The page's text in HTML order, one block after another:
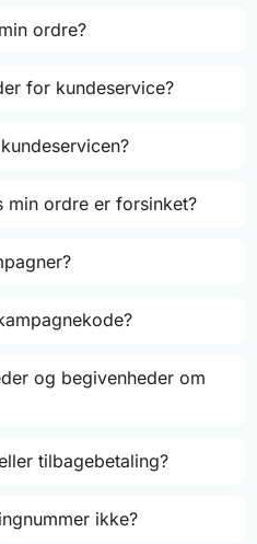
ordre?
for kundeservice?
min ordre er forsinket?
og begivenheder om
tilbagebetaling?
ikke?